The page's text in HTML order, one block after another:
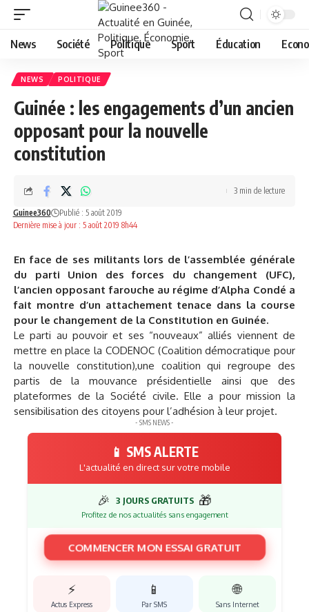
News Société Politique Sport Éducation
NEWS POLITIQUE
Guinée : les engagements d’un ancien
opposant pour la nouvelle
constitution
Dernière mise à jour : 5 août 2019 8h44
Guinee360 Publié : 5 août 2019
3 min de lecture
En face de ses militants lors de l’assemblée générale
du parti Union des forces du changement (UFC),
l’ancien opposant farouche au régime d’Alpha Condé a
fait montre d’un attachement tenace dans la course
pour le changement de la Constitution en Guinée.
Le parti au pouvoir et ses “nouveaux” alliés viennent de
mettre en place la CODENOC (Coalition démocratique pour
la nouvelle constitution),une coalition qui regroupe des
partis de la mouvance présidentielle ainsi que des
plateformes de la Société civile. Elle a pour mission la
sensibilisation des citoyens pour l’adhésion à leur projet.
- SMS NEWS -
📱 SMS ALERTE
L'actualité en direct sur votre mobile
🎉 3 JOURS GRATUITS 🎁
Profitez de nos actualités sans engagement
COMMENCER MON ESSAI GRATUIT
⚡
Actus Express
📱
Par SMS
🌐
Sans Internet